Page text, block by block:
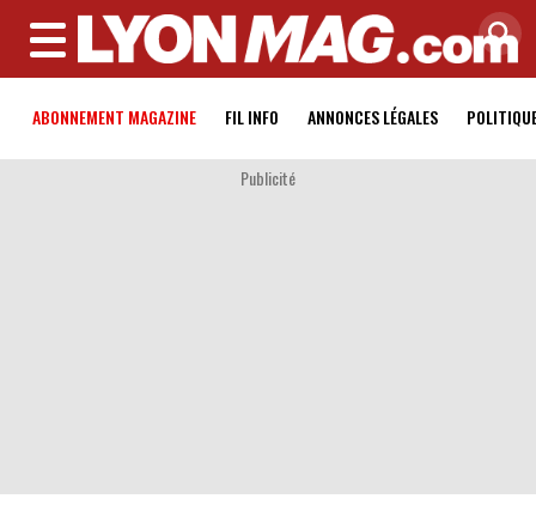
MENU
ABONNEMENT MAGAZINE FIL INFO ANNONCES LÉGALES
Publicité